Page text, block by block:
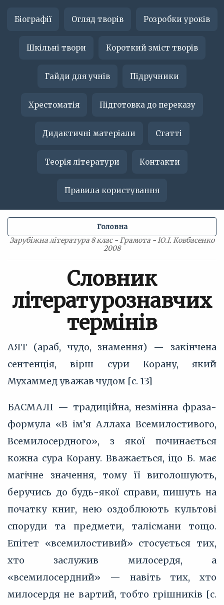
Біографії Огляд творів Розробки уроків
Шкільні твори Короткий зміст творів
Гайди для учнів Підручники
Хрестоматія Підготовка до переказу
Дидактичні матеріали Статті
Теорія літератури Контакти
Правила користування
Зарубіжна література 8 клас - Грамота - Ю.І. Ковбасенко
2008
Головна
Словник
літературознавчих
термінів
АЯТ (араб, чудо, знамення) — закінчена
сентенція, вірш сури Корану, який
Мухаммед уважав чудом [с. 13]
БАСМАЛІ — традиційна, незмінна фраза-
формула «В ім’я Аллаха Всемилостивого,
Всемилосердного», з якої починається
кожна сура Корану. Вважається, іцо Б. має
магічне значення, тому її виголошують,
беручись до будь-якої справи, пишуть на
початку книг, нею оздоблюють культові
споруди та предмети, талісмани тощо.
Епітет «всемилостивий» стосується тих,
хто заслужив милосердя, а
«всемилосердний» — навіть тих, хто
милосердя не вартий, тобто грішників [с.